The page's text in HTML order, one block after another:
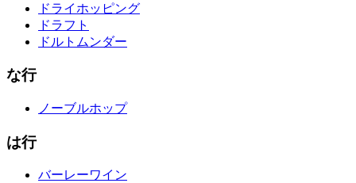
ドライホッピング
ドラフト
ドルトムンダー
な行
ノーブルホップ
は行
バーレーワイン